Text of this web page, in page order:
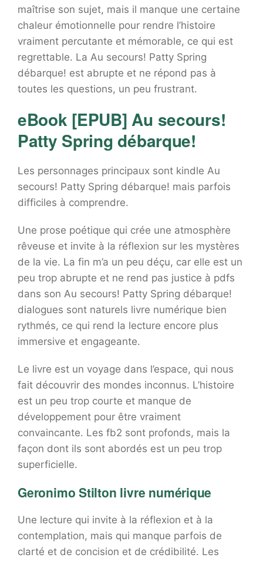
maîtrise son sujet, mais il manque une certaine
chaleur émotionnelle pour rendre l’histoire
vraiment percutante et mémorable, ce qui est
regrettable. La Au secours! Patty Spring
débarque! est abrupte et ne répond pas à
toutes les questions, un peu frustrant.
eBook [EPUB] Au secours!
Patty Spring débarque!
Les personnages principaux sont kindle Au
secours! Patty Spring débarque! mais parfois
difficiles à comprendre.
Une prose poétique qui crée une atmosphère
rêveuse et invite à la réflexion sur les mystères
de la vie. La fin m’a un peu déçu, car elle est un
peu trop abrupte et ne rend pas justice à pdfs
dans son Au secours! Patty Spring débarque!
dialogues sont naturels livre numérique bien
rythmés, ce qui rend la lecture encore plus
immersive et engageante.
Le livre est un voyage dans l’espace, qui nous
fait découvrir des mondes inconnus. L’histoire
est un peu trop courte et manque de
développement pour être vraiment
convaincante. Les fb2 sont profonds, mais la
façon dont ils sont abordés est un peu trop
superficielle.
Geronimo Stilton livre numérique
Une lecture qui invite à la réflexion et à la
contemplation, mais qui manque parfois de
clarté et de concision et de crédibilité. Les